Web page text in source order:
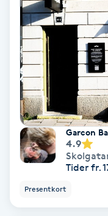
Trådning
Träning
Tvätt & Fön
Vampyrbehandling
Garcon
4.9
Tider fr.
Presentkort